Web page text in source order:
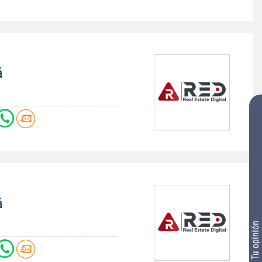
Tu opinión